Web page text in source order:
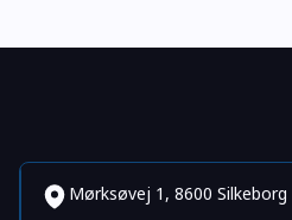
Mørksøvej 1, 8600 Silkeborg